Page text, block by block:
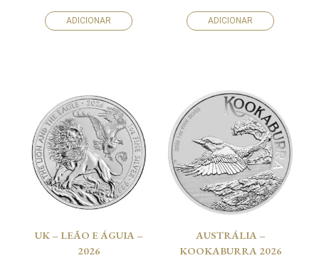
ADICIONAR ADICIONAR
UK – LEÃO E ÁGUIA –
2026
AUSTRÁLIA –
KOOKABURRA 2026